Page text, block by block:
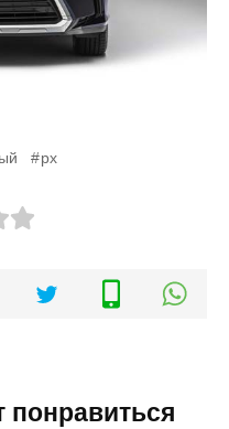
рх
понравиться